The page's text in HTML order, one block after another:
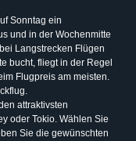
Sonntag ein
und in der Wochenmitte
Langstrecken Flügen
bucht, fliegt in der Regel
Flugpreis am meisten.
attraktivsten
oder Tokio. Wählen Sie
Sie die gewünschten